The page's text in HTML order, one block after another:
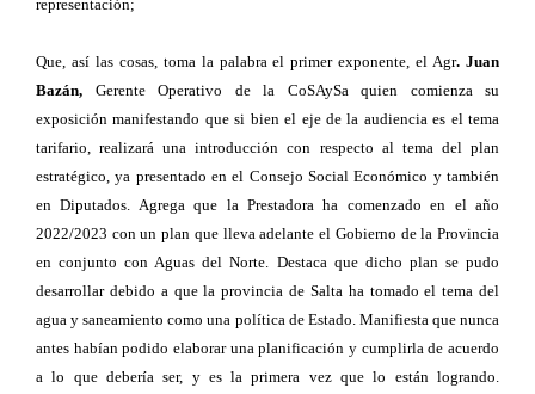
representación;
Que, así las cosas, toma la palabra el primer exponente, el Agr. Juan
Bazán, Gerente Operativo de la CoSAySa quien comienza su
exposición manifestando que si bien el eje de la audiencia es el tema
tarifario, realizará una introducción con respecto al tema del plan
estratégico, ya presentado en el Consejo Social Económico y también
en Diputados. Agrega que la Prestadora ha comenzado en el año
2022/2023 con un plan que lleva adelante el Gobierno de la Provincia
en conjunto con Aguas del Norte. Destaca que dicho plan se pudo
desarrollar debido a que la provincia de Salta ha tomado el tema del
agua y saneamiento como una política de Estado. Manifiesta que nunca
antes habían podido elaborar una planificación y cumplirla de acuerdo
a lo que debería ser, y es la primera vez que lo están logrando.